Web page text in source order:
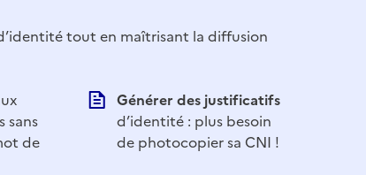
tout en maîtrisant la diffusion
sans
de
Générer des justificatifs
d’identité : plus besoin
de photocopier sa CNI !